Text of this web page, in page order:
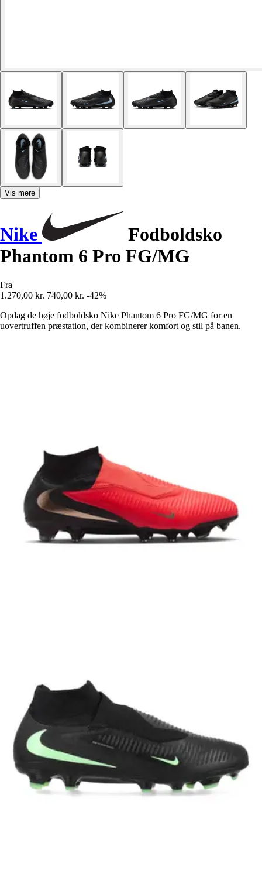
Vis mere
Nike
Fodboldsko
Phantom 6 Pro FG/MG
Fra
1.270,00 kr. 740,00 kr. -42%
Opdag de høje fodboldsko Nike Phantom 6 Pro FG/MG for en
uovertruffen præstation, der kombinerer komfort og stil på banen.